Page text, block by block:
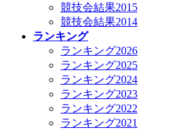
競技会結果2015
競技会結果2014
ランキング
ランキング2026
ランキング2025
ランキング2024
ランキング2023
ランキング2022
ランキング2021